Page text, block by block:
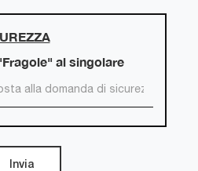
al singolare
Invia